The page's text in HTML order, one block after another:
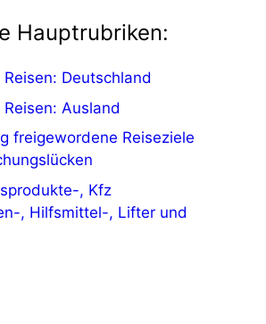
Hauptrubriken:
Deutschland
Ausland
freigewordene Reiseziele
, Kfz
, Hilfsmittel-, Lifter und